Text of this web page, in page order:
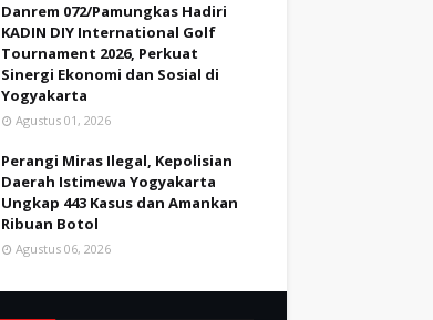
Danrem 072/Pamungkas Hadiri
KADIN DIY International Golf
Tournament 2026, Perkuat
Sinergi Ekonomi dan Sosial di
Yogyakarta
Agustus 01, 2026
Perangi Miras Ilegal, Kepolisian
Daerah Istimewa Yogyakarta
Ungkap 443 Kasus dan Amankan
Ribuan Botol
Agustus 06, 2026